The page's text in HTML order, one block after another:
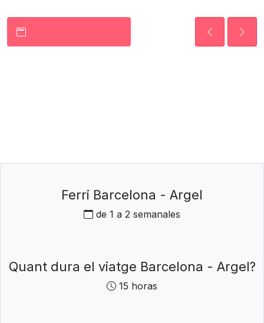
Ferri Barcelona - Argel
de 1 a 2 semanales
Quant dura el viatge Barcelona - Argel?
15 horas